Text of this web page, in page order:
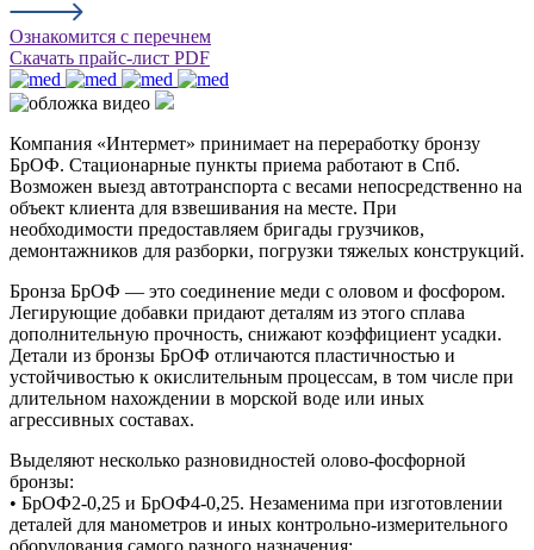
Ознакомится с перечнем
Скачать прайс-лист PDF
Компания «Интермет» принимает на переработку бронзу
БрОФ. Стационарные пункты приема работают в Спб.
Возможен выезд автотранспорта с весами непосредственно на
объект клиента для взвешивания на месте. При
необходимости предоставляем бригады грузчиков,
демонтажников для разборки, погрузки тяжелых конструкций.
Бронза БрОФ — это соединение меди с оловом и фосфором.
Легирующие добавки придают деталям из этого сплава
дополнительную прочность, снижают коэффициент усадки.
Детали из бронзы БрОФ отличаются пластичностью и
устойчивостью к окислительным процессам, в том числе при
длительном нахождении в морской воде или иных
агрессивных составах.
Выделяют несколько разновидностей олово-фосфорной
бронзы:
• БрОФ2-0,25 и БрОФ4-0,25. Незаменима при изготовлении
деталей для манометров и иных контрольно-измерительного
оборудования самого разного назначения;